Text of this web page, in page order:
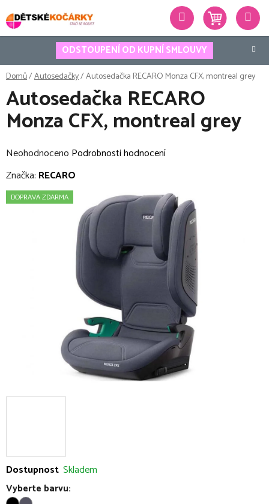
na
obsah
ODSTOUPENÍ OD KUPNÍ SMLOUVY
Hledat
Domů/Autosedačky/Autosedačka RECARO Monza CFX, montreal grey
Dostupnost Skladem
Vyberte barvu:
Autosedačka RECARO
Monza CFX, montreal grey
Průměrné
hodnocení
je
Neohodnoceno Podrobnosti hodnocení
Značka: RECARO
DOPRAVA ZDARMA